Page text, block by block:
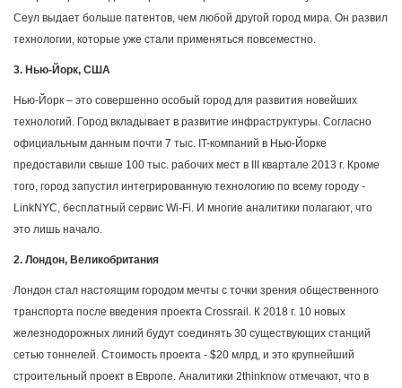
Сеул выдает больше патентов, чем любой другой город мира. Он развил
технологии, которые уже стали применяться повсеместно.
3. Нью-Йорк, США
Нью-Йорк – это совершенно особый город для развития новейших
технологий. Город вкладывает в развитие инфраструктуры. Согласно
официальным данным почти 7 тыс. IT-компаний в Нью-Йорке
предоставили свыше 100 тыс. рабочих мест в III квартале 2013 г. Кроме
того, город запустил интегрированную технологию по всему городу -
LinkNYC, бесплатный сервис Wi-Fi. И многие аналитики полагают, что
это лишь начало.
2. Лондон, Великобритания
Лондон стал настоящим городом мечты с точки зрения общественного
транспорта после введения проекта Crossrail. К 2018 г. 10 новых
железнодорожных линий будут соединять 30 существующих станций
сетью тоннелей. Стоимость проекта - $20 млрд, и это крупнейший
строительный проект в Европе. Аналитики 2thinknow отмечают, что в